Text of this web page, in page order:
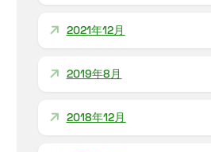
2021年12月
2019年8月
2018年12月